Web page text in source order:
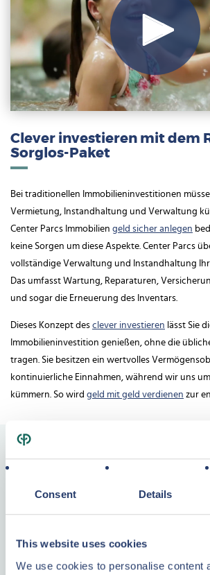
Consent Details
This website uses cookies
We use cookies to personalise content
Play
Video
Clever investieren mit dem
Sorglos-Paket
Bei traditionellen Immobilieninvestitionen
Vermietung, Instandhaltung und Verwaltung
Center Parcs Immobilien geld sicher anlegen
keine Sorgen um diese Aspekte. Center Parcs
vollständige Verwaltung und Instandhaltung
Das umfasst Wartung, Reparaturen,
und sogar die Erneuerung des Inventars.
Dieses Konzept des clever investieren lässt Sie
Immobilieninvestition genießen, ohne die
tragen. Sie besitzen ein wertvolles
kontinuierliche Einnahmen, während wir uns
kümmern. So wird geld mit geld verdienen zur
Die Finanzierung Ihrer
Ferienimmobilie
Darlehen für Ferienhauskann über
Banken abgeschlossen werden. Dank der